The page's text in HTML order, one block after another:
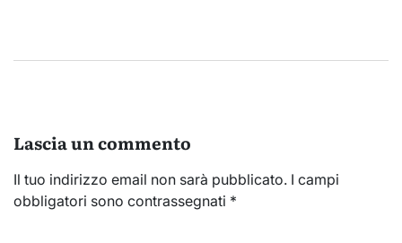
Lascia un commento
Il tuo indirizzo email non sarà pubblicato. I campi
obbligatori sono contrassegnati *